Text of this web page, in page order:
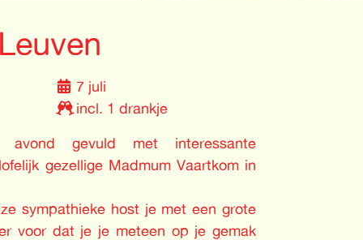
7 juli
incl. 1 drankje
avond gevuld met interessante
gezellige Madmum Vaartkom in
sympathieke host je met een grote
voor dat je je meteen op je gemak